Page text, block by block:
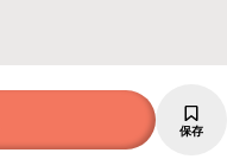
保存